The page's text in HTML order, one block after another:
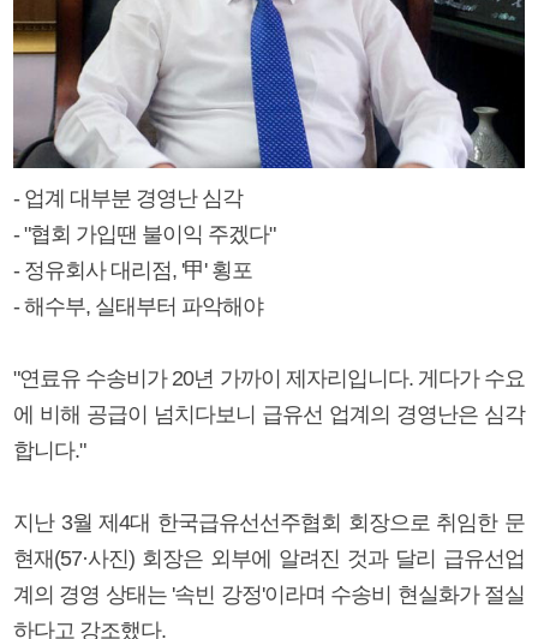
- 업계 대부분 경영난 심각
- "협회 가입땐 불이익 주겠다"
- 정유회사 대리점, '甲' 횡포
- 해수부, 실태부터 파악해야
"연료유 수송비가 20년 가까이 제자리입니다. 게다가 수요
에 비해 공급이 넘치다보니 급유선 업계의 경영난은 심각
합니다."
지난 3월 제4대 한국급유선선주협회 회장으로 취임한 문
현재(57·사진) 회장은 외부에 알려진 것과 달리 급유선업
계의 경영 상태는 '속빈 강정'이라며 수송비 현실화가 절실
하다고 강조했다.